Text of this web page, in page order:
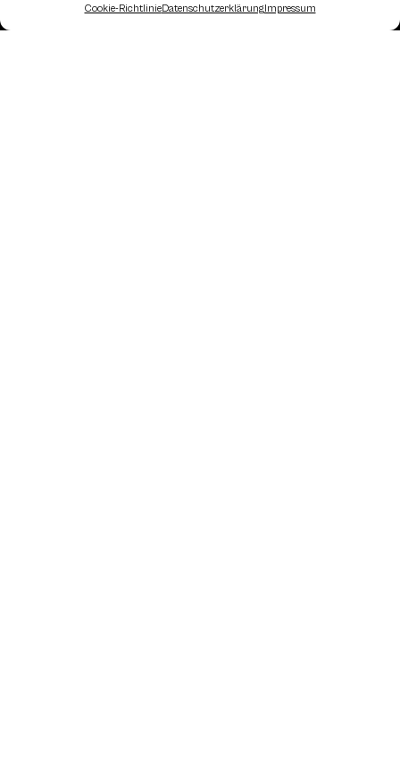
Cookie-RichtlinieDatenschutzerklärungImpressum